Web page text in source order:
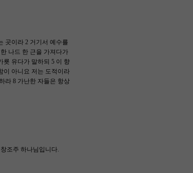
곳이라 2 거기서 예수를
나드 한 근을 가져다가
룟 유다가 말하되 5 이 향
이 아니요 저는 도적이라
라 8 가난한 자들은 항상
조주 하나님입니다.